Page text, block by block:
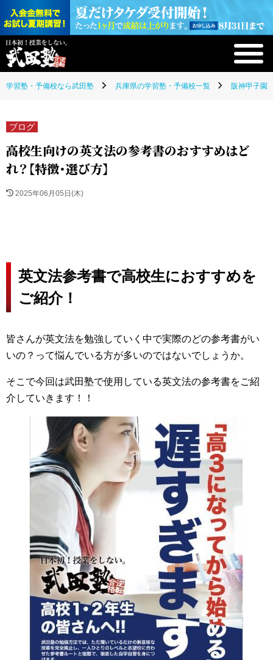
学習塾・予備校なら武田塾 兵庫県の学習塾・予備校一覧 阪神甲子園
ブログ
高校生向けの英文法の参考書のおすすめはど
れ？【特徴・選び方】
2025年06月05日(木)
英文法参考書で高校生におすすめを
ご紹介！
皆さんが英文法を勉強していく中で実際のどの参考書がい
いの？って悩んでいる方が多いのではないでしょうか。
そこで今回は武田塾で使用している英文法の参考書をご紹
介していきます！！